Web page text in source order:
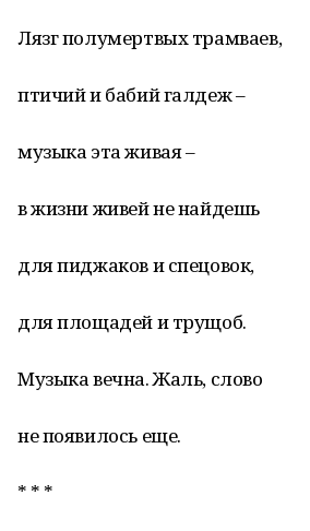
Лязг полумертвых трамваев,
птичий и бабий галдеж –
музыка эта живая –
в жизни живей не найдешь
для пиджаков и спецовок,
для площадей и трущоб.
Музыка вечна. Жаль, слово
не появилось еще.
* * *